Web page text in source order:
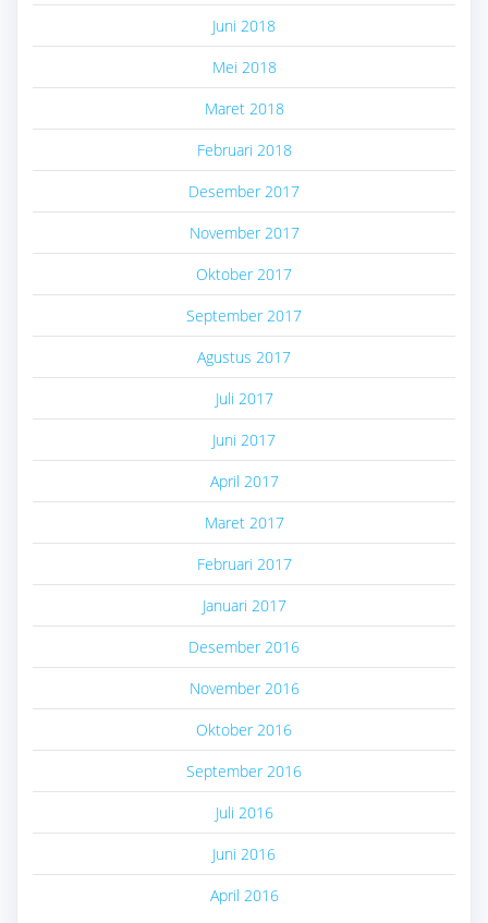
Juni 2018
Mei 2018
Maret 2018
Februari 2018
Desember 2017
November 2017
Oktober 2017
September 2017
Agustus 2017
Juli 2017
Juni 2017
April 2017
Maret 2017
Februari 2017
Januari 2017
Desember 2016
November 2016
Oktober 2016
September 2016
Juli 2016
Juni 2016
April 2016